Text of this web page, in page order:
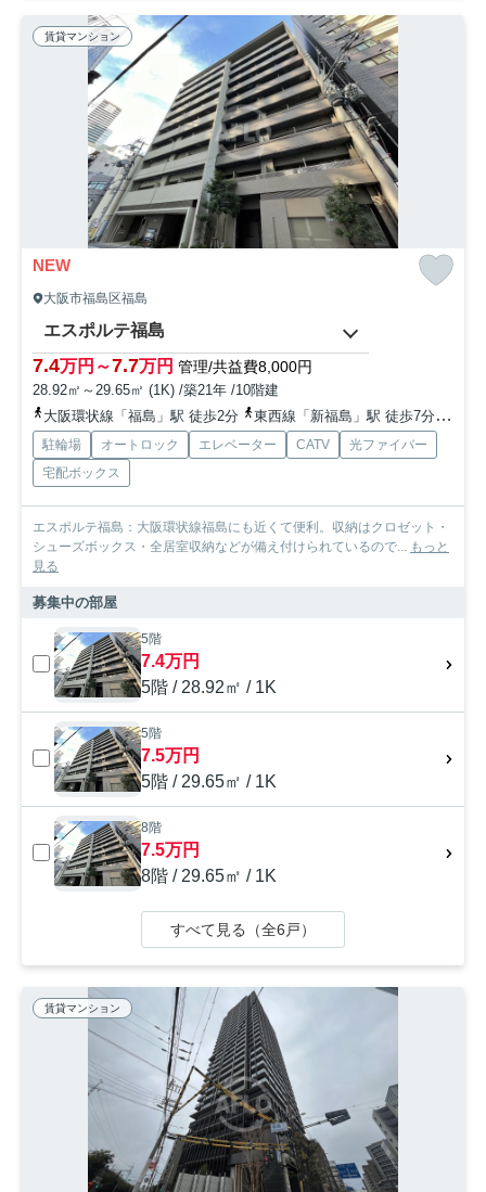
賃貸マンション
NEW
大阪市福島区福島
エスポルテ福島
7.4万円～7.7万円 管理/共益費8,000円
28.92㎡～29.65㎡ (1K) /築21年 /10階建
大阪環状線「福島」駅 徒歩2分
東西線「新福島」駅 徒歩7分
駐輪場 オートロック エレベーター CATV
光ファイバー
宅配ボックス
エスポルテ福島：大阪環状線福島にも近くて便利。収納はクロゼット・
シューズボックス・全居室収納などが備え付けられているので...
もっと
見る
募集中の部屋
5階
7.4万円
5階 / 28.92㎡ / 1K
5階
7.5万円
5階 / 29.65㎡ / 1K
8階
7.5万円
8階 / 29.65㎡ / 1K
すべて見る（全6戸）
賃貸マンション